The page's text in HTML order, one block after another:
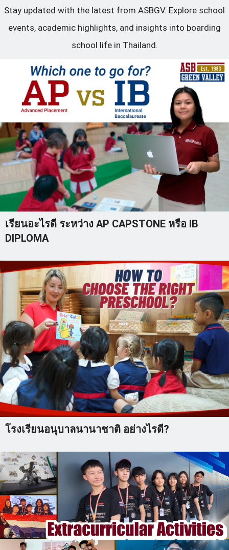
Stay updated with the latest from ASBGV. Explore school
events, academic highlights, and insights into boarding
school life in Thailand.
เรียนอะไรดี ระหว่าง AP CAPSTONE หรือ IB
DIPLOMA
โรงเรียนอนุบาลนานาชาติ อย่างไรดี?